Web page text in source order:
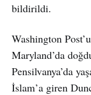
bildirildi.
Washington
Maryland’da
Pensilvanya’da
İslam’a giren